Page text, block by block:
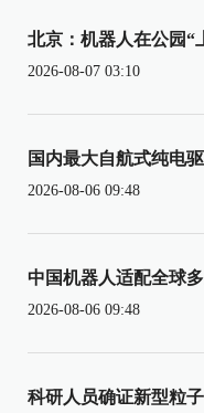
北京：机器人在公园“
2026-08-07 03:10
国内最大自航式纯电
2026-08-06 09:48
中国机器人适配全球
2026-08-06 09:48
科研人员确证新型粒